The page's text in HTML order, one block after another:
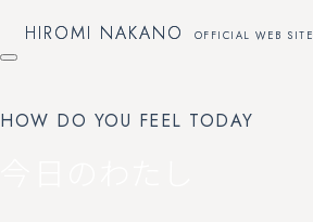
HIROMI NAKANO OFFICIAL WEB SITE
HIROMI NAKANO OFFICIAL WEB SITE
HOW DO YOU FEEL TODAY